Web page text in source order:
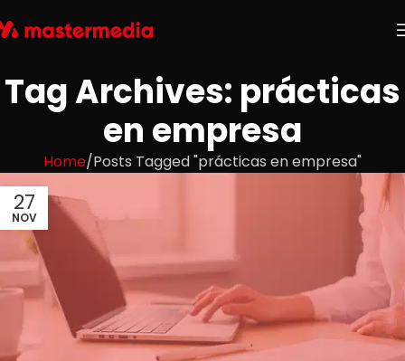
Tag Archives: prácticas
en empresa
Home Posts Tagged "prácticas en empresa"
27
NOV